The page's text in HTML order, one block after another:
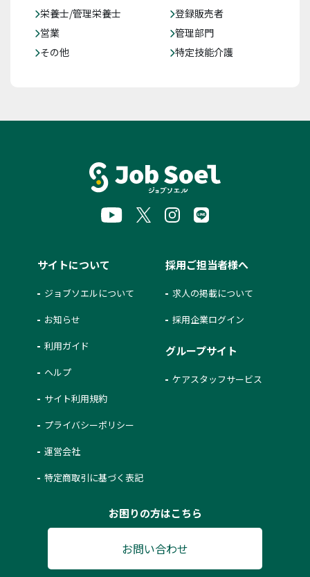
栄養士/管理栄養士
登録販売者
営業
管理部門
その他
特定技能介護
サイトについて
ジョブソエルについて
お知らせ
利用ガイド
ヘルプ
サイト利用規約
プライバシーポリシー
運営会社
特定商取引に基づく表記
採用ご担当者様へ
求人の掲載について
採用企業ログイン
グループサイト
ケアスタッフサービス
お困りの方はこちら
お問い合わせ